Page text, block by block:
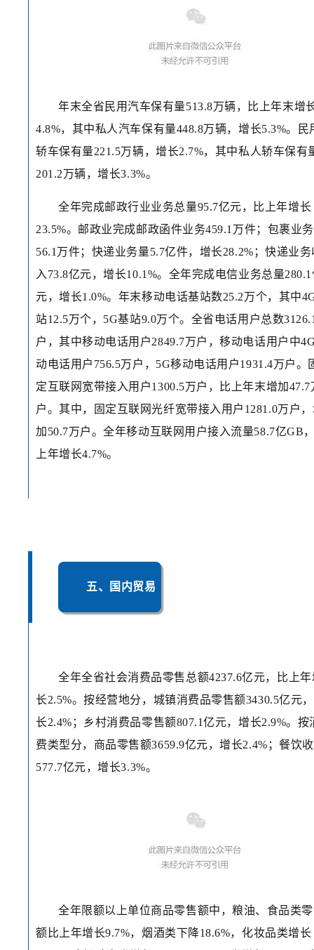
年末全省民用汽车保有量513.8万辆，比上年末增
4.8%，其中私人汽车保有量448.8万辆，增长5.3%。民
轿车保有量221.5万辆，增长2.7%，其中私人轿车保有
201.2万辆，增长3.3%。
全年完成邮政行业业务总量95.7亿元，比上年增长
23.5%。邮政业完成邮政函件业务459.1万件；包裹业务
56.1万件；快递业务量5.7亿件，增长28.2%；快递业务
入73.8亿元，增长10.1%。全年完成电信业务总量
元，增长1.0%。年末移动电话基站数25.2万个，其中
站12.5万个，5G基站9.0万个。全省电话用户总数
户，其中移动电话用户2849.7万户，移动电话用户中
动电话用户756.5万户，5G移动电话用户1931.4万户。
定互联网宽带接入用户1300.5万户，比上年末增加47.7
户。其中，固定互联网光纤宽带接入用户1281.0万户
加50.7万户。全年移动互联网用户接入流量58.7亿GB
上年增长4.7%。
五、国内贸易
全年全省社会消费品零售总额4237.6亿元，比上年
长2.5%。按经营地分，城镇消费品零售额3430.5亿元
长2.4%；乡村消费品零售额807.1亿元，增长2.9%。按
费类型分，商品零售额3659.9亿元，增长2.4%；餐饮
577.7亿元，增长3.3%。
全年限额以上单位商品零售额中，粮油、食品类
额比上年增长9.7%，烟酒类下降18.6%，化妆品类增长